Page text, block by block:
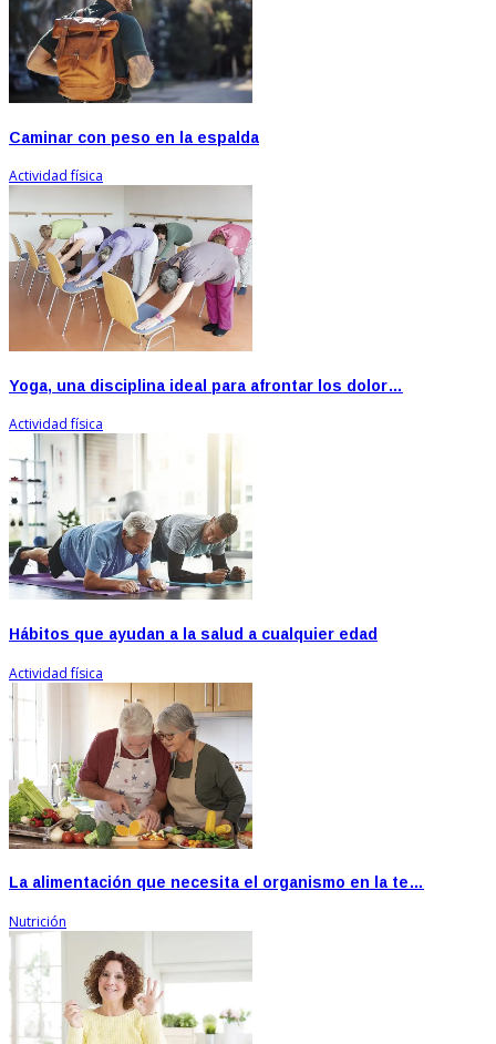
Caminar con peso en la espalda
Actividad física
Yoga, una disciplina ideal para afrontar los dolor…
Actividad física
Hábitos que ayudan a la salud a cualquier edad
Actividad física
La alimentación que necesita el organismo en la te…
Nutrición